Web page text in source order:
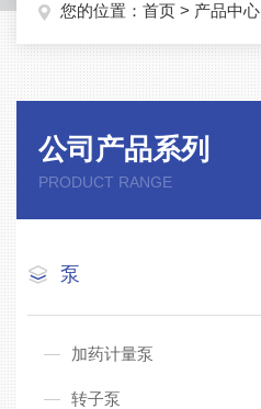
您的位置： 首页 > 产品中心
公司产品系列
PRODUCT RANGE
泵
加药计量泵
转子泵